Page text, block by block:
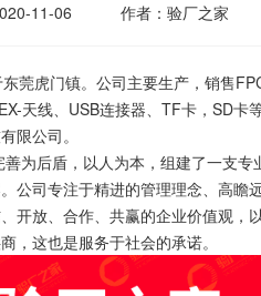
11-06 作者：验厂之家
虎门镇。公司主要生产，销售
天线、USB连接器、TF卡，SD卡
限公司。
后盾，以人为本，组建了一支专
司专注于精进的管理理念、高瞻
开放、合作、共赢的企业价值观，
，这也是服务于社会的承诺。